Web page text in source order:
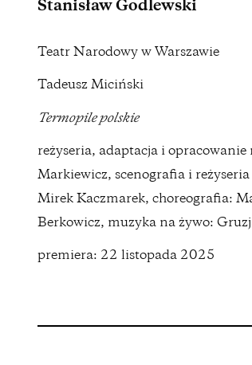
Stanisław Godlewski
Teatr Narodowy w Warszawie
Tadeusz Miciński
Termopile polskie
reżyseria, adaptacja i
Markiewicz, scenografia i
Mirek Kaczmarek, choreografia:
Berkowicz, muzyka na żywo:
premiera: 22 listopada 2025